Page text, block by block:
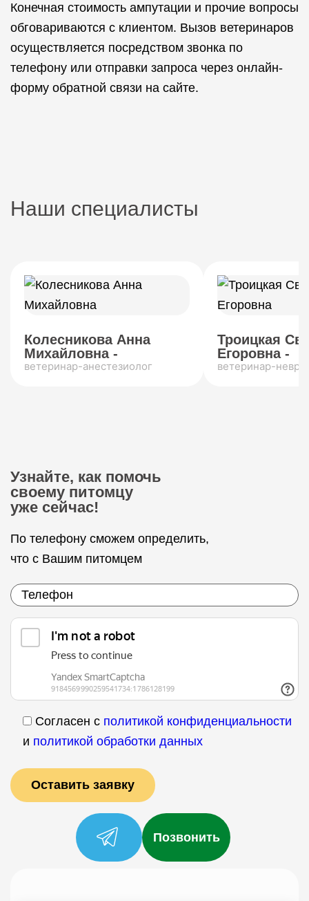
Конечная стоимость ампутации и прочие вопросы
обговариваются с клиентом. Вызов ветеринаров
осуществляется посредством звонка по
телефону или отправки запроса через онлайн-
форму обратной связи на сайте.
Наши специалисты
Колесникова Анна
Михайловна -
ветеринар-анестезиолог
Троицкая
Егоровна -
ветеринар-
Узнайте, как помочь
своему питомцу
уже сейчас!
По телефону сможем определить,
что с Вашим питомцем
Согласен с политикой конфиденциальности
и политикой обработки данных
Позвонить